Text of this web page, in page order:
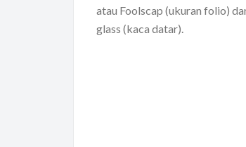
atau Foolscap (ukuran folio)
glass (kaca datar).